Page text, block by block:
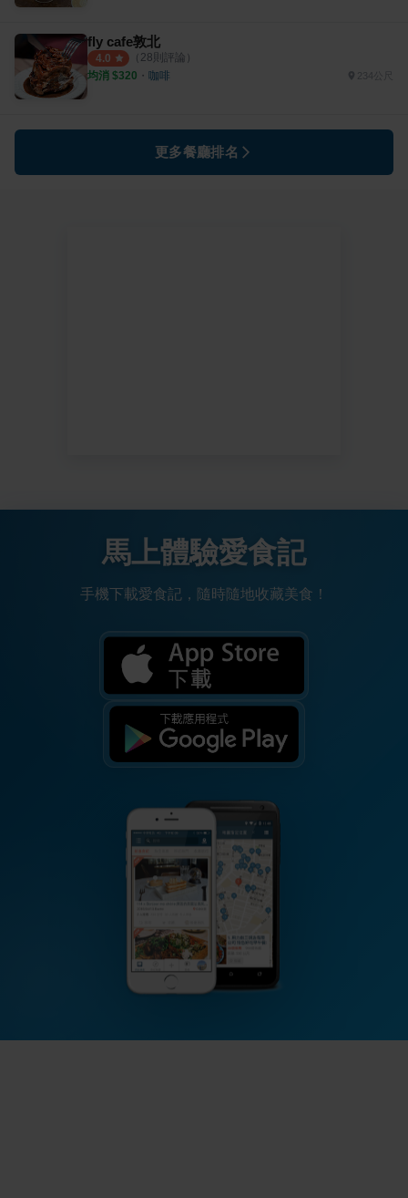
fly cafe敦北
4.0 （ 28則評論）
均消 $320 ・ 咖啡 234公尺
更多餐廳排名
馬上體驗愛食記
手機下載愛食記，隨時隨地收藏美食！